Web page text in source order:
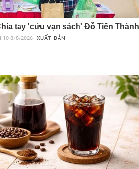
tay 'cửu vạn sách' Đỗ Tiến Thành
8/8/2026 XUẤT BẢN